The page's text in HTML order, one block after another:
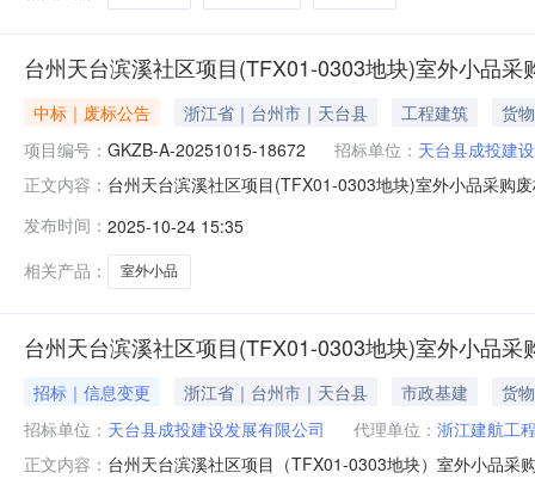
台州天台滨溪社区项目(TFX01-0303地块)室外小品采
中标｜废标公告 浙江省｜台州市｜天台县 工程建筑
货物
项目编号： GKZB-A-20251015-18672 招标单位： 天台县成投建
正文内容： 台州天台滨溪社区项目(TFX01-0303地块)室外小品采购
采平台发布招标公告，截止投标时间2025年10月24日9点
发布时间： 2025-10-24 15:35
相关产品：
室外小品
台州天台滨溪社区项目(TFX01-0303地块)室外小品采
招标｜信息变更 浙江省｜台州市｜天台县 市政基建
货物
招标单位： 天台县成投建设发展有限公司 代理单位： 浙江建航工
正文内容： 台州天台滨溪社区项目（TFX01-0303地块）室外小品